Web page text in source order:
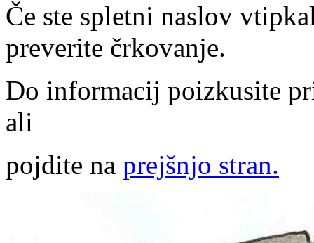
Če ste spletni naslov
preverite črkovanje.
Do informacij poizkusite
ali
pojdite na prejšnjo stran.